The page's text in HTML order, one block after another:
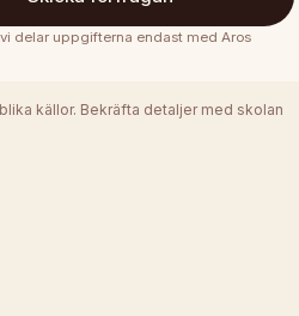
vi delar uppgifterna endast med Aros
källor. Bekräfta detaljer med skolan